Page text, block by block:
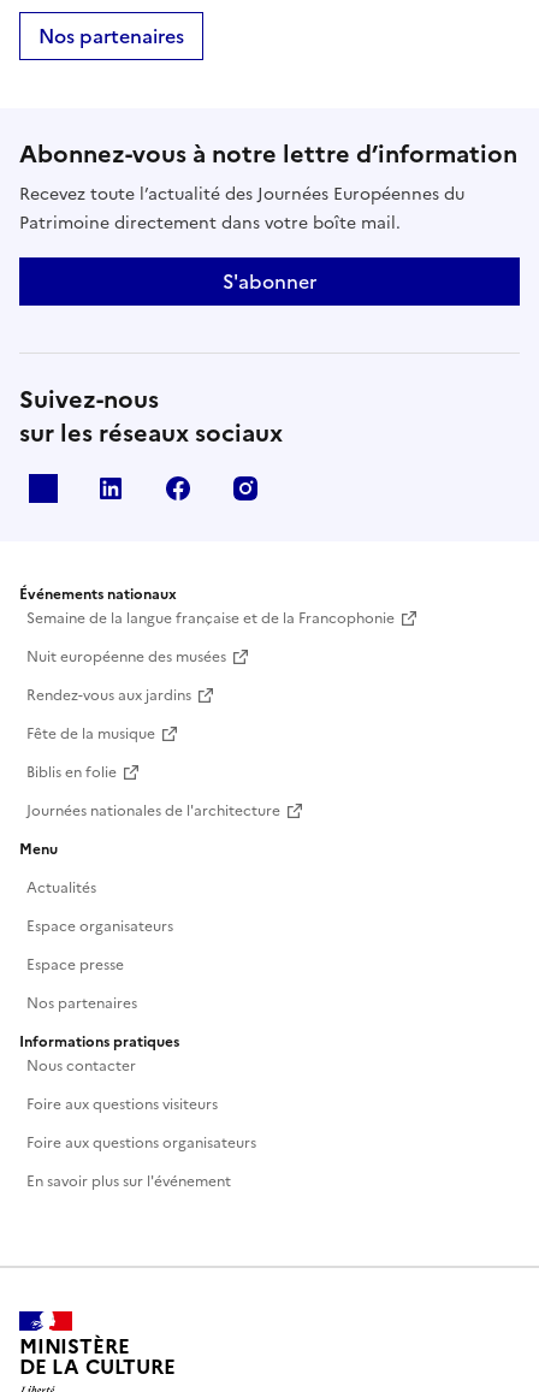
Nos partenaires
Abonnez-vous à notre lettre d’information
Recevez toute l’actualité des Journées Européennes du
Patrimoine directement dans votre boîte mail.
S'abonner
Suivez-nous
sur les réseaux sociaux
Linkedin Facebook
Événements nationaux
Semaine de la langue française et de la Francophonie
Nuit européenne des musées
Rendez-vous aux jardins
Fête de la musique
Biblis en folie
Journées nationales de l'architecture
Menu
Actualités
Espace organisateurs
Espace presse
Nos partenaires
Informations pratiques
Nous contacter
Foire aux questions visiteurs
Foire aux questions organisateurs
En savoir plus sur l'événement
MINISTÈRE
DE LA CULTURE